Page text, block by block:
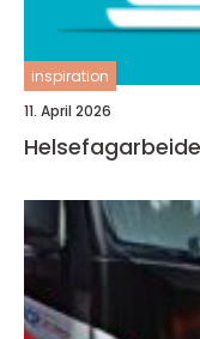
inspiration
11. April 2026